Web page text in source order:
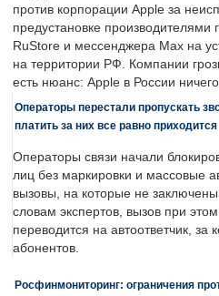
против корпорации Apple за
предустановке производителями
RuStore и мессенджера Max на
на территории РФ. Компании
есть нюанс: Apple в России
Операторы перестали пропускать
платить за них все равно приходится
Операторы связи начали
лиц без маркировки и массовые
вызовы, на которые не
словам экспертов, вызов при
переводится на автоответчик, за
абонентов.
Росфинмониторинг: ограничения